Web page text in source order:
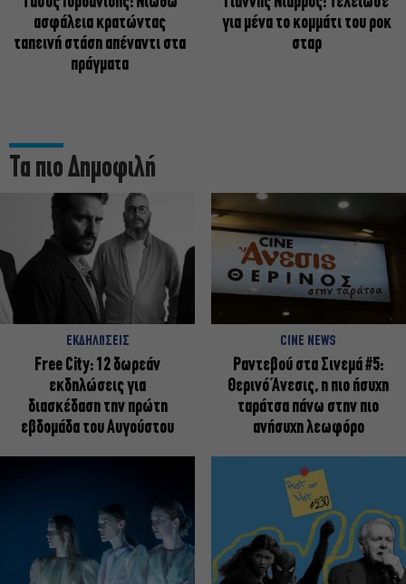
ασφάλεια κρατώντας
ταπεινή στάση απέναντι στα
πράγματα
για μένα το κομμάτι του ροκ
σταρ
Τα πιο Δημοφιλή
ΕΚΔΗΛΩΣΕΙΣ
Free City: 12 δωρεάν
εκδηλώσεις για
διασκέδαση την πρώτη
εβδομάδα του Αυγούστου
CINE NEWS
Ραντεβού στα Σινεμά #5:
Θερινό Άνεσις, η πιο ήσυχη
ταράτσα πάνω στην πιο
ανήσυχη λεωφόρο